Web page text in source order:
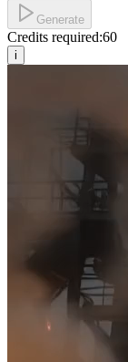
Generate
Credits required:60
i